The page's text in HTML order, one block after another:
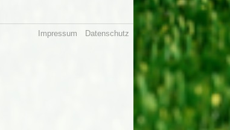
Impressum Datenschutz